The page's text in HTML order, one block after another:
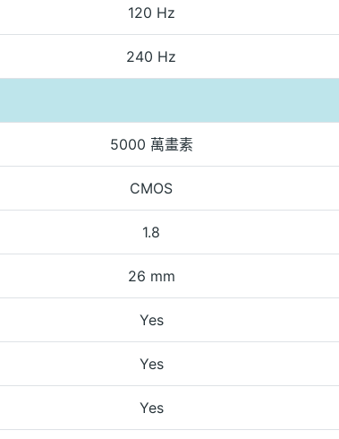
120 Hz
240 Hz
5000 萬畫素
CMOS
1.8
26 mm
Yes
Yes
Yes